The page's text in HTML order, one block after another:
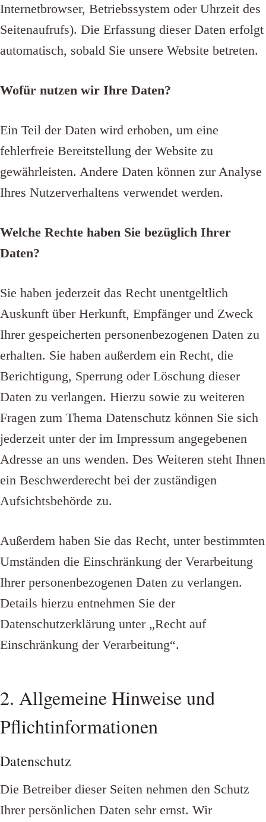
Internetbrowser, Betriebssystem oder Uhrzeit des
Seitenaufrufs). Die Erfassung dieser Daten erfolgt
automatisch, sobald Sie unsere Website betreten.
Wofür nutzen wir Ihre Daten?
Ein Teil der Daten wird erhoben, um eine
fehlerfreie Bereitstellung der Website zu
gewährleisten. Andere Daten können zur Analyse
Ihres Nutzerverhaltens verwendet werden.
Welche Rechte haben Sie bezüglich Ihrer
Daten?
Sie haben jederzeit das Recht unentgeltlich
Auskunft über Herkunft, Empfänger und Zweck
Ihrer gespeicherten personenbezogenen Daten zu
erhalten. Sie haben außerdem ein Recht, die
Berichtigung, Sperrung oder Löschung dieser
Daten zu verlangen. Hierzu sowie zu weiteren
Fragen zum Thema Datenschutz können Sie sich
jederzeit unter der im Impressum angegebenen
Adresse an uns wenden. Des Weiteren steht Ihnen
ein Beschwerderecht bei der zuständigen
Aufsichtsbehörde zu.
Außerdem haben Sie das Recht, unter bestimmten
Umständen die Einschränkung der Verarbeitung
Ihrer personenbezogenen Daten zu verlangen.
Details hierzu entnehmen Sie der
Datenschutzerklärung unter „Recht auf
Einschränkung der Verarbeitung“.
2. Allgemeine Hinweise und
Pflichtinformationen
Datenschutz
Die Betreiber dieser Seiten nehmen den Schutz
Ihrer persönlichen Daten sehr ernst. Wir